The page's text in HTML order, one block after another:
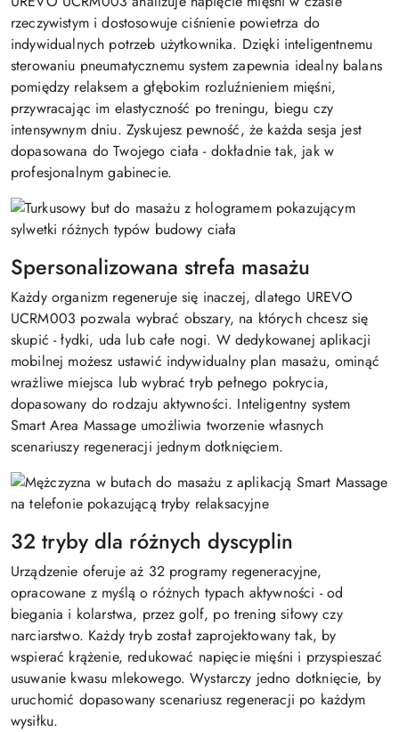
rzeczywistym i dostosowuje ciśnienie powietrza do
indywidualnych potrzeb użytkownika. Dzięki inteligentnemu
sterowaniu pneumatycznemu system zapewnia idealny balans
pomiędzy relaksem a głębokim rozluźnieniem mięśni,
przywracając im elastyczność po treningu, biegu czy
intensywnym dniu. Zyskujesz pewność, że każda sesja jest
dopasowana do Twojego ciała - dokładnie tak, jak w
profesjonalnym gabinecie.
Spersonalizowana strefa masażu
Każdy organizm regeneruje się inaczej, dlatego UREVO
UCRM003 pozwala wybrać obszary, na których chcesz się
skupić - łydki, uda lub całe nogi. W dedykowanej aplikacji
mobilnej możesz ustawić indywidualny plan masażu, ominąć
wrażliwe miejsca lub wybrać tryb pełnego pokrycia,
dopasowany do rodzaju aktywności. Inteligentny system
Smart Area Massage umożliwia tworzenie własnych
scenariuszy regeneracji jednym dotknięciem.
32 tryby dla różnych dyscyplin
Urządzenie oferuje aż 32 programy regeneracyjne,
opracowane z myślą o różnych typach aktywności - od
biegania i kolarstwa, przez golf, po trening siłowy czy
narciarstwo. Każdy tryb został zaprojektowany tak, by
wspierać krążenie, redukować napięcie mięśni i przyspieszać
usuwanie kwasu mlekowego. Wystarczy jedno dotknięcie, by
uruchomić dopasowany scenariusz regeneracji po każdym
wysiłku.